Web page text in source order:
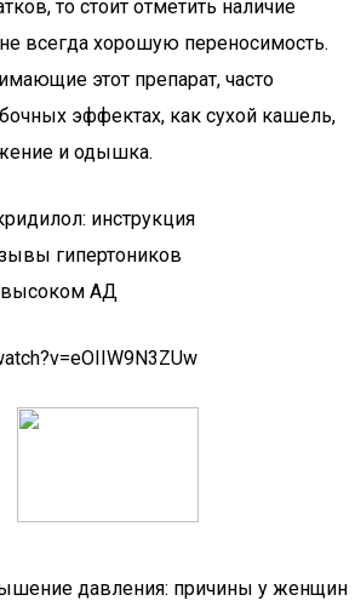
то стоит отметить наличие
всегда хорошую переносимость.
этот препарат, часто
эффектах, как сухой кашель,
и одышка.
давления: причины у женщин